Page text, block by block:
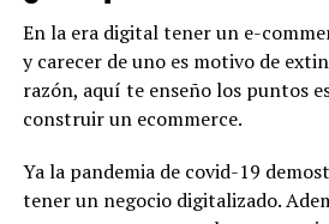
ARISTÓTELES
Es de vital importancia la
hora de emprender, pero veamos
Contenidos ocultar
En la era digital tener un e-
y carecer de uno es motivo de
razón, aquí te enseño los puntos
construir un ecommerce.
Ya la pandemia de covid-19
tener un negocio digitalizado.